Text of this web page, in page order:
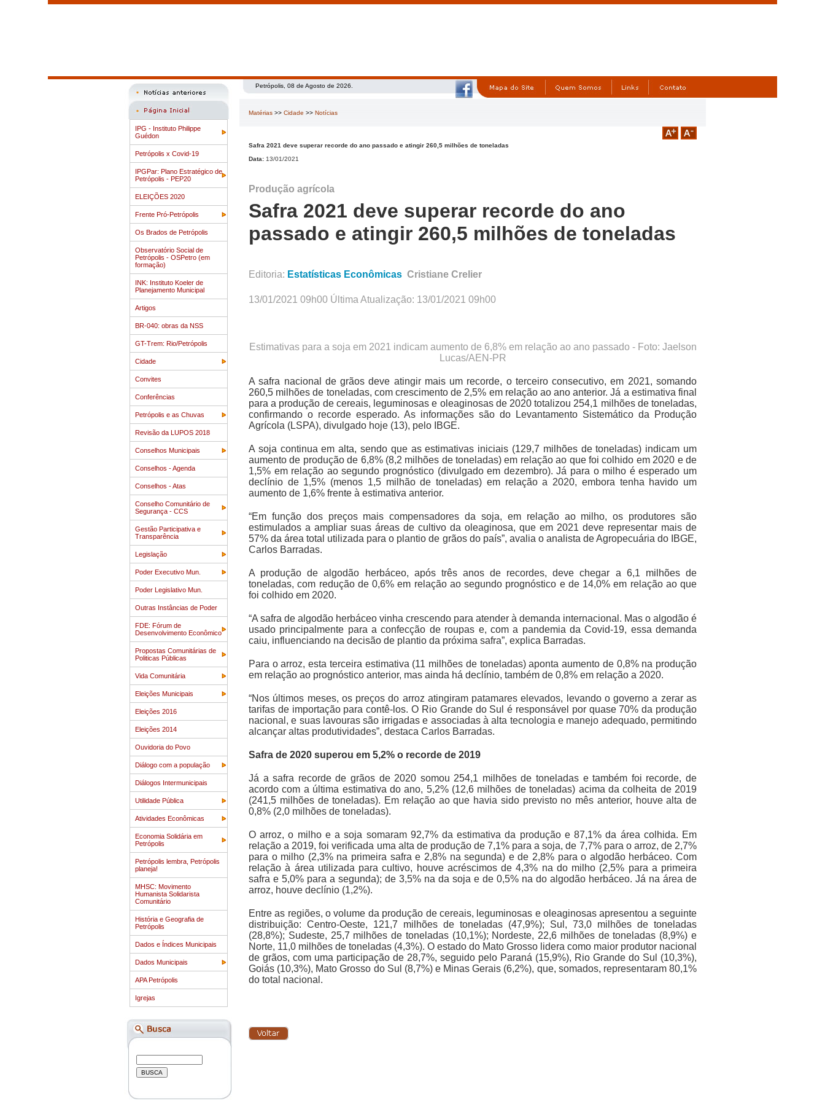
IPG - Instituto Philippe
Guédon
Petrópolis x Covid-19
IPGPar: Plano Estratégico de
Petrópolis - PEP20
ELEIÇÕES 2020
Frente Pró-Petrópolis
Os Brados de Petrópolis
Observatório Social de
Petrópolis - OSPetro (em
formação)
INK: Instituto Koeler de
Planejamento Municipal
Artigos
BR-040: obras da NSS
GT-Trem: Rio/Petrópolis
Cidade
Convites
Conferências
Petrópolis e as Chuvas
Revisão da LUPOS 2018
Conselhos Municipais
Conselhos - Agenda
Conselhos - Atas
Conselho Comunitário de
Segurança - CCS
Gestão Participativa e
Transparência
Legislação
Poder Executivo Mun.
Poder Legislativo Mun.
Outras Instâncias de Poder
FDE: Fórum de
Desenvolvimento Econômico
Propostas Comunitárias de
Politicas Públicas
Vida Comunitária
Eleições Municipais
Eleições 2016
Eleições 2014
Ouvidoria do Povo
Diálogo com a população
Diálogos Intermunicipais
Utilidade Pública
Atividades Econômicas
Economia Solidária em
Petrópolis
Petrópolis lembra, Petrópolis
planeja!
MHSC: Movimento
Humanista Solidarista
Comunitário
História e Geografia de
Petrópolis
Dados e Índices Municipais
Dados Municipais
APA Petrópolis
Igrejas
Petrópolis, 08 de Agosto de 2026.
Matérias >> Cidade >> Notícias
Safra 2021 deve superar recorde do ano passado e atingir 260,5 milhões de toneladas
Data: 13/01/2021
Produção agrícola
Safra 2021 deve superar recorde do ano
passado e atingir 260,5 milhões de toneladas
Editoria: Estatísticas Econômicas Cristiane Crelier
13/01/2021 09h00 Última Atualização: 13/01/2021 09h00
Estimativas para a soja em 2021 indicam aumento de 6,8% em relação ao ano passado - Foto: Jaelson
Lucas/AEN-PR
A safra nacional de grãos deve atingir mais um recorde, o terceiro consecutivo, em 2021, somando
260,5 milhões de toneladas, com crescimento de 2,5% em relação ao ano anterior. Já a estimativa final
para a produção de cereais, leguminosas e oleaginosas de 2020 totalizou 254,1 milhões de toneladas,
confirmando o recorde esperado. As informações são do Levantamento Sistemático da Produção
Agrícola (LSPA), divulgado hoje (13), pelo IBGE.
A soja continua em alta, sendo que as estimativas iniciais (129,7 milhões de toneladas) indicam um
aumento de produção de 6,8% (8,2 milhões de toneladas) em relação ao que foi colhido em 2020 e de
1,5% em relação ao segundo prognóstico (divulgado em dezembro). Já para o milho é esperado um
declínio de 1,5% (menos 1,5 milhão de toneladas) em relação a 2020, embora tenha havido um
aumento de 1,6% frente à estimativa anterior.
“Em função dos preços mais compensadores da soja, em relação ao milho, os produtores são
estimulados a ampliar suas áreas de cultivo da oleaginosa, que em 2021 deve representar mais de
57% da área total utilizada para o plantio de grãos do país”, avalia o analista de Agropecuária do IBGE,
Carlos Barradas.
A produção de algodão herbáceo, após três anos de recordes, deve chegar a 6,1 milhões de
toneladas, com redução de 0,6% em relação ao segundo prognóstico e de 14,0% em relação ao que
foi colhido em 2020.
“A safra de algodão herbáceo vinha crescendo para atender à demanda internacional. Mas o algodão é
usado principalmente para a confecção de roupas e, com a pandemia da Covid-19, essa demanda
caiu, influenciando na decisão de plantio da próxima safra”, explica Barradas.
Para o arroz, esta terceira estimativa (11 milhões de toneladas) aponta aumento de 0,8% na produção
em relação ao prognóstico anterior, mas ainda há declínio, também de 0,8% em relação a 2020.
“Nos últimos meses, os preços do arroz atingiram patamares elevados, levando o governo a zerar as
tarifas de importação para contê-los. O Rio Grande do Sul é responsável por quase 70% da produção
nacional, e suas lavouras são irrigadas e associadas à alta tecnologia e manejo adequado, permitindo
alcançar altas produtividades”, destaca Carlos Barradas.
Safra de 2020 superou em 5,2% o recorde de 2019
Já a safra recorde de grãos de 2020 somou 254,1 milhões de toneladas e também foi recorde, de
acordo com a última estimativa do ano, 5,2% (12,6 milhões de toneladas) acima da colheita de 2019
(241,5 milhões de toneladas). Em relação ao que havia sido previsto no mês anterior, houve alta de
0,8% (2,0 milhões de toneladas).
O arroz, o milho e a soja somaram 92,7% da estimativa da produção e 87,1% da área colhida. Em
relação a 2019, foi verificada uma alta de produção de 7,1% para a soja, de 7,7% para o arroz, de 2,7%
para o milho (2,3% na primeira safra e 2,8% na segunda) e de 2,8% para o algodão herbáceo. Com
relação à área utilizada para cultivo, houve acréscimos de 4,3% na do milho (2,5% para a primeira
safra e 5,0% para a segunda); de 3,5% na da soja e de 0,5% na do algodão herbáceo. Já na área de
arroz, houve declínio (1,2%).
Entre as regiões, o volume da produção de cereais, leguminosas e oleaginosas apresentou a seguinte
distribuição: Centro-Oeste, 121,7 milhões de toneladas (47,9%); Sul, 73,0 milhões de toneladas
(28,8%); Sudeste, 25,7 milhões de toneladas (10,1%); Nordeste, 22,6 milhões de toneladas (8,9%) e
Norte, 11,0 milhões de toneladas (4,3%). O estado do Mato Grosso lidera como maior produtor nacional
de grãos, com uma participação de 28,7%, seguido pelo Paraná (15,9%), Rio Grande do Sul (10,3%),
Goiás (10,3%), Mato Grosso do Sul (8,7%) e Minas Gerais (6,2%), que, somados, representaram 80,1%
do total nacional.